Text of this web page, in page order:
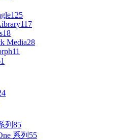
125
117
18
Media28
11
列 85
系列 55